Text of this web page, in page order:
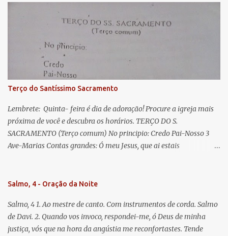
lágrimas. Eia, pois, Advogada nossa, estes vossos olhos
misericordiosos a nós volvei, e depois deste desterro, mostrai-nos
Jesus. Bendito é o fruto do vosso ventre, ó clemente, ó piedosa, ó
doce e sempre Virgem Maria. Rogai por nós Santa Mãe de Deus.
Para que sejamos dignos das promessas de Cristo. Amém.
Terço do Santíssimo Sacramento
Lembrete: Quinta- feira é dia de adoração! Procure a igreja mais
próxima de você e descubra os horários. TERÇO DO S.
SACRAMENTO (Terço comum) No principio: Credo Pai-Nosso 3
Ave-Marias Contas grandes: Ó meu Jesus, que ai estais
Vós morra eu! Nas contas pequenas: Sacramento de Amor!
que nos salva, dá-nos Vossa força, Vosso perdão e a Vossa
misericórdia. (no fim) Rezar 3 vezes: Louvores e graças se deem a
cada momento ao Santíssimo e Diviníssimo Sacramento.
Salmo, 4 - Oração da Noite
Salmo, 4 1. Ao mestre de canto. Com instrumentos de corda. Salmo
de Davi. 2. Quando vos invoco, respondei-me, ó Deus de minha
justiça, vós que na hora da angústia me reconfortastes. Tende